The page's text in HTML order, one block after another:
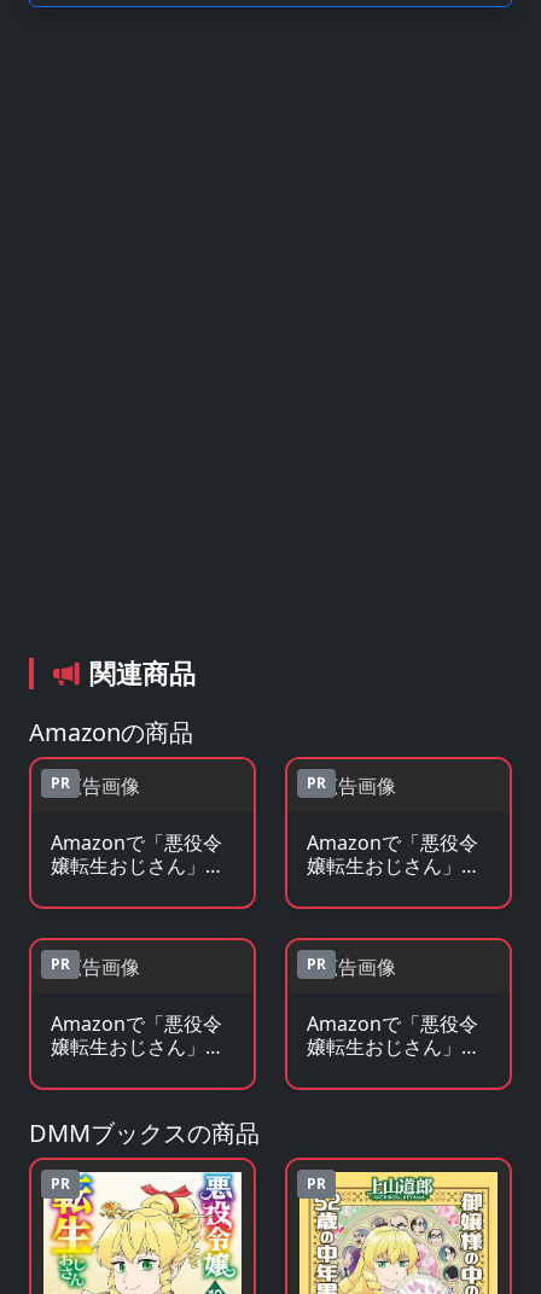
関連商品
Amazonの商品
PR
Amazonで「悪役令
嬢転生おじさん」の
PR
Amazonで「悪役令
嬢転生おじさん」の
PR
Amazonで「悪役令
嬢転生おじさん」の
見る
PR
Amazonで「悪役令
嬢転生おじさん」の
を見る
DMMブックスの商品
PR PR